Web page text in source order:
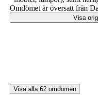
Omdömet är översatt från
Visa
Visa alla 62 omdömen